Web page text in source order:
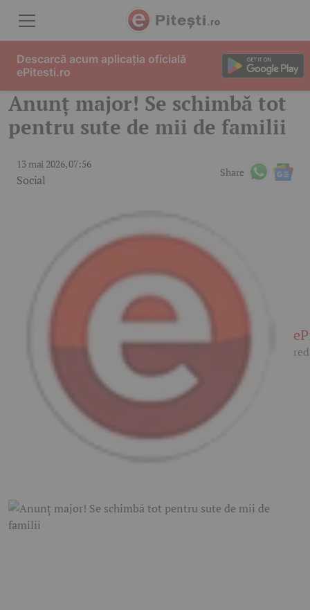
Anunț major! Se schimbă tot
pentru sute de mii de familii
13 mai 2026, 07:56
Social
Share
Descarcă acum aplicația oficială
ePitesti.ro